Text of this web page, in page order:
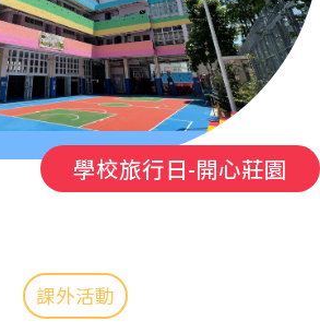
學校旅行日-開心莊園
課外活動